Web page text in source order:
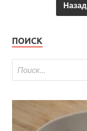
Назад
ПОИСК